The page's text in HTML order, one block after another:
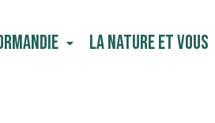
La Nature Et Vous